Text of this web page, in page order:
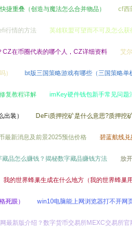
捷重叠（创造与魔法怎么合并物品） cf西
行情的方法 英雄联盟可望而不可及怎么
CZ在币圈代表的哪个人，CZ详细资料 艾
） bt版三国策略游戏有哪些（三国策略单
复教程详解 imKey硬件钱包新手常见问题
出装） DeFi质押挖矿是什么意思?质押挖
最新消息及前景2025预估价格 碧蓝航线
藏品怎么赚钱？揭秘数字藏品赚钱方法 放
我的世界蜂巢生成在什么地方（我的世界蜂巢用
死眼） win10电脑能上网浏览器打不开网
最新版介绍？数字货币交易所MEXC交易所官